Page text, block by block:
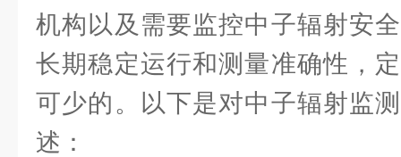
机构以及需要监控中子辐射安
长期稳定运行和测量准确性，
可少的。以下是对中子辐射监
述：